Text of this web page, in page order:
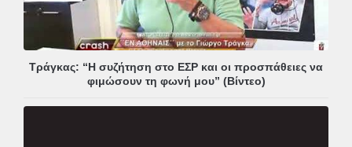
Τράγκας: “Η συζήτηση στο ΕΣΡ και οι προσπάθειες να
φιμώσουν τη φωνή μου” (Βίντεο)